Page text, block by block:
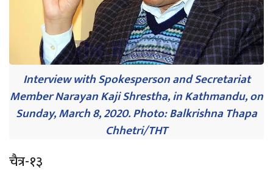
Interview with Spokesperson and Secretariat
Member Narayan Kaji Shrestha, in Kathmandu, on
Sunday, March 8, 2020. Photo: Balkrishna Thapa
Chhetri/THT
चैत्र-१३